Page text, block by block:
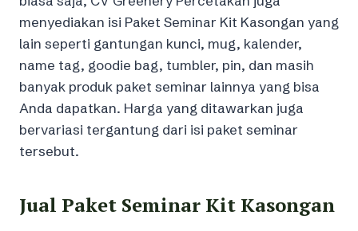
menyediakan isi Paket Seminar Kit Kasongan yang
lain seperti gantungan kunci, mug, kalender,
name tag, goodie bag, tumbler, pin, dan masih
banyak produk paket seminar lainnya yang bisa
Anda dapatkan. Harga yang ditawarkan juga
bervariasi tergantung dari isi paket seminar
tersebut.
Jual Paket Seminar Kit Kasongan